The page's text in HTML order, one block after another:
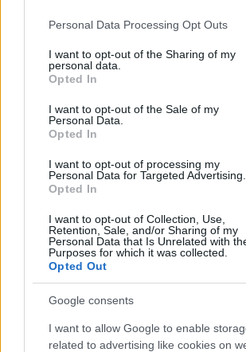
Please note that this website/app uses one
not limited to your visit or usage behaviour.
grant or deny consent to Google and its
use your data for below specified purposes
consent section.
Personal Data Processing Opt Outs
I want to opt-out of the Sharing of my
personal data.
Opted In
I want to opt-out of the Sale of my
Personal Data.
Opted In
I want to opt-out of processing my
Personal Data for Targeted Advertising.
Opted In
I want to opt-out of Collection, Use,
Retention, Sale, and/or Sharing of my
Personal Data that Is Unrelated with
Purposes for which it was collected.
Opted Out
Google consents
I want to allow Google to enable
related to advertising like cookies on
LEGNÉPSZERŰBB
Manaus: a dzsungel szívének városa
Magyarország rejtett gyöngyszemei
közepén
Mik alakítják a gondolkodásod?
kognitív torzítások
A világ legveszélyesebb migrációs
az Indiai-óceáni út
A közlekedés mérföldkövei
FACEBOOK